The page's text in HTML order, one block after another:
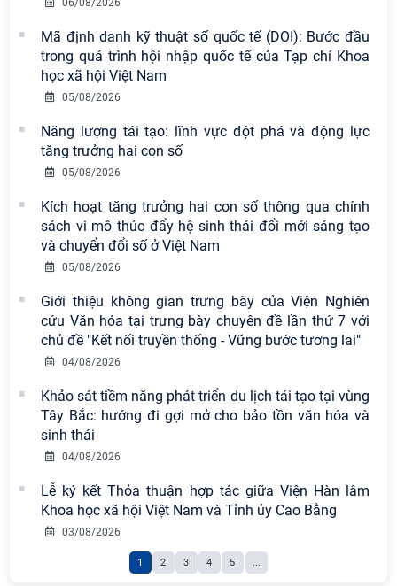
Mã định danh kỹ thuật số quốc tế (DOI): Bước đầu
trong quá trình hội nhập quốc tế của Tạp chí Khoa
học xã hội Việt Nam
05/08/2026
Năng lượng tái tạo: lĩnh vực đột phá và động lực
tăng trưởng hai con số
05/08/2026
Kích hoạt tăng trưởng hai con số thông qua chính
sách vi mô thúc đẩy hệ sinh thái đổi mới sáng tạo
và chuyển đổi số ở Việt Nam
05/08/2026
Giới thiệu không gian trưng bày của Viện Nghiên
cứu Văn hóa tại trưng bày chuyên đề lần thứ 7 với
chủ đề "Kết nối truyền thống - Vững bước tương lai"
04/08/2026
Khảo sát tiềm năng phát triển du lịch tái tạo tại vùng
Tây Bắc: hướng đi gợi mở cho bảo tồn văn hóa và
sinh thái
04/08/2026
Lễ ký kết Thỏa thuận hợp tác giữa Viện Hàn lâm
Khoa học xã hội Việt Nam và Tỉnh ủy Cao Bằng
03/08/2026
1 2 3 4 5 ...
Viện Hàn lâm Khoa học xã hội Việt
Nam có 02 tác phẩm đạt giải khuyến
khích tại Cuộc thi chính luận bảo vệ
nền tảng tư tưởng của Đảng năm
2026
chuyên đề: Đẩy mạnh học tập, thực
hành tư tưởng, đạo đức, phương
pháp, phong cách Hồ Chí Minh trong
giai đoạn phát triển mới
Hội thảo khoa học quốc tế “Không
gian phát triển Việt Nam trong kỷ
nguyên mới: Định hướng chiến lược
và lựa chọn chính sách” sẽ diễn ra
Tọa đàm Giao lưu chuyên đề về
những kinh nghiệm quan trọng của
Đảng Cộng sản Trung Quốc và Đảng
sự nghiệp xây dựng chủ nghĩa xã hội
Hội nghị Lãnh đạo Viện Hàn lâm
Khoa học xã hội Việt Nam làm việc
với Ban Chủ nhiệm các Chương trình